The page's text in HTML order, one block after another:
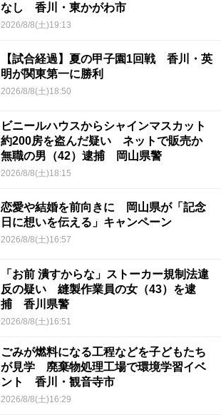
なし 香川・東かがわ市
2026/8/8(土)19:13
【試合経過】夏の甲子園1回戦 香川・英
明が関東第一に勝利
2026/8/8(土)18:50
ビニールハウスからシャインマスカット
約200房を盗んだ疑い ネットで販売か
無職の男（42）逮捕 岡山県警
2026/8/8(土)18:15
恋愛や結婚を前向きに 岡山県が「記念
日に想いを伝える」キャンペーン
2026/8/8(土)16:57
「お前 潰すからな」ストーカー規制法違
反の疑い 縫製作業員の女（43）を逮
捕 香川県警
2026/8/8(土)16:51
ごみが燃料になる工程などを子どもたち
が見学 廃棄物処理工場で環境学習イベ
ント 香川・観音寺市
2026/8/8(土)16:29